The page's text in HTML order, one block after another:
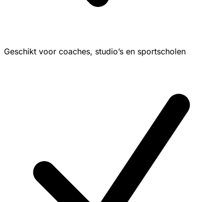
Geschikt voor coaches, studio’s en sportscholen